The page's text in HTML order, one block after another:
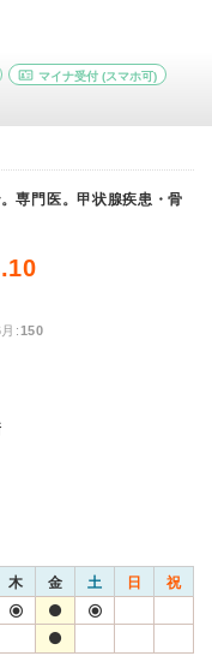
マイナ受付 (スマホ可)
専門医。甲状腺疾患・骨
:150
木 金 土 日 祝